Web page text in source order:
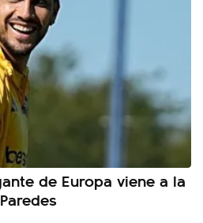
de Europa viene a la